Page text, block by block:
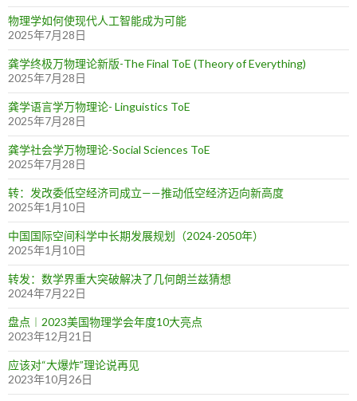
物理学如何使现代人工智能成为可能
2025年7月28日
龚学终极万物理论新版-The Final ToE (Theory of Everything)
2025年7月28日
龚学语言学万物理论- Linguistics ToE
2025年7月28日
龚学社会学万物理论-Social Sciences ToE
2025年7月28日
转：发改委低空经济司成立——推动低空经济迈向新高度
2025年1月10日
中国国际空间科学中长期发展规划（2024-2050年）
2025年1月10日
转发：数学界重大突破解决了几何朗兰兹猜想
2024年7月22日
盘点︱2023美国物理学会年度10大亮点
2023年12月21日
应该对“大爆炸”理论说再见
2023年10月26日